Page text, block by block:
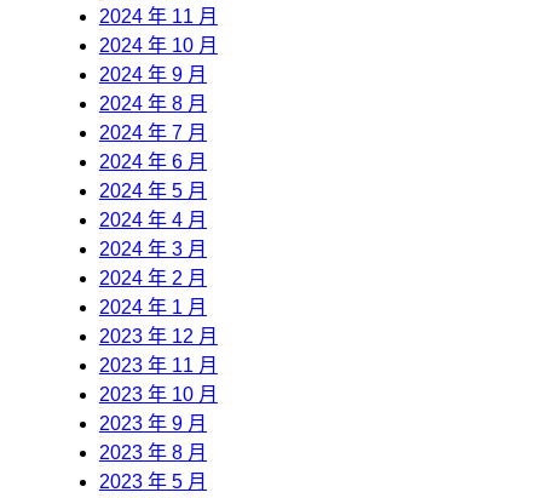
2024 年 11 月
2024 年 10 月
2024 年 9 月
2024 年 8 月
2024 年 7 月
2024 年 6 月
2024 年 5 月
2024 年 4 月
2024 年 3 月
2024 年 2 月
2024 年 1 月
2023 年 12 月
2023 年 11 月
2023 年 10 月
2023 年 9 月
2023 年 8 月
2023 年 5 月